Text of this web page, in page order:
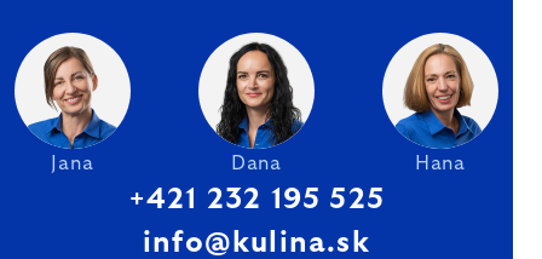
Jana Dana Hana
+421 232 195 525
info@kulina.sk